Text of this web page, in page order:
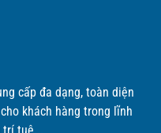
cấp đa dạng, toàn diện
khách hàng trong lĩnh
trí tuệ...